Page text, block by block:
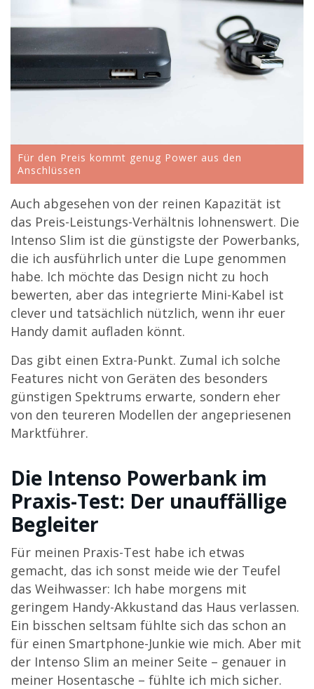
Für den Preis kommt genug Power aus den
Anschlüssen
Auch abgesehen von der reinen Kapazität ist
das Preis-Leistungs-Verhältnis lohnenswert. Die
Intenso Slim ist die günstigste der Powerbanks,
die ich ausführlich unter die Lupe genommen
habe. Ich möchte das Design nicht zu hoch
bewerten, aber das integrierte Mini-Kabel ist
clever und tatsächlich nützlich, wenn ihr euer
Handy damit aufladen könnt.
Das gibt einen Extra-Punkt. Zumal ich solche
Features nicht von Geräten des besonders
günstigen Spektrums erwarte, sondern eher
von den teureren Modellen der angepriesenen
Marktführer.
Die Intenso Powerbank im
Praxis-Test: Der unauffällige
Begleiter
Für meinen Praxis-Test habe ich etwas
gemacht, das ich sonst meide wie der Teufel
das Weihwasser: Ich habe morgens mit
geringem Handy-Akkustand das Haus verlassen.
Ein bisschen seltsam fühlte sich das schon an
für einen Smartphone-Junkie wie mich. Aber mit
der Intenso Slim an meiner Seite – genauer in
meiner Hosentasche – fühlte ich mich sicher.